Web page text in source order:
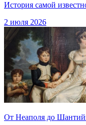
История самой
2 июля 2026
От Неаполя до